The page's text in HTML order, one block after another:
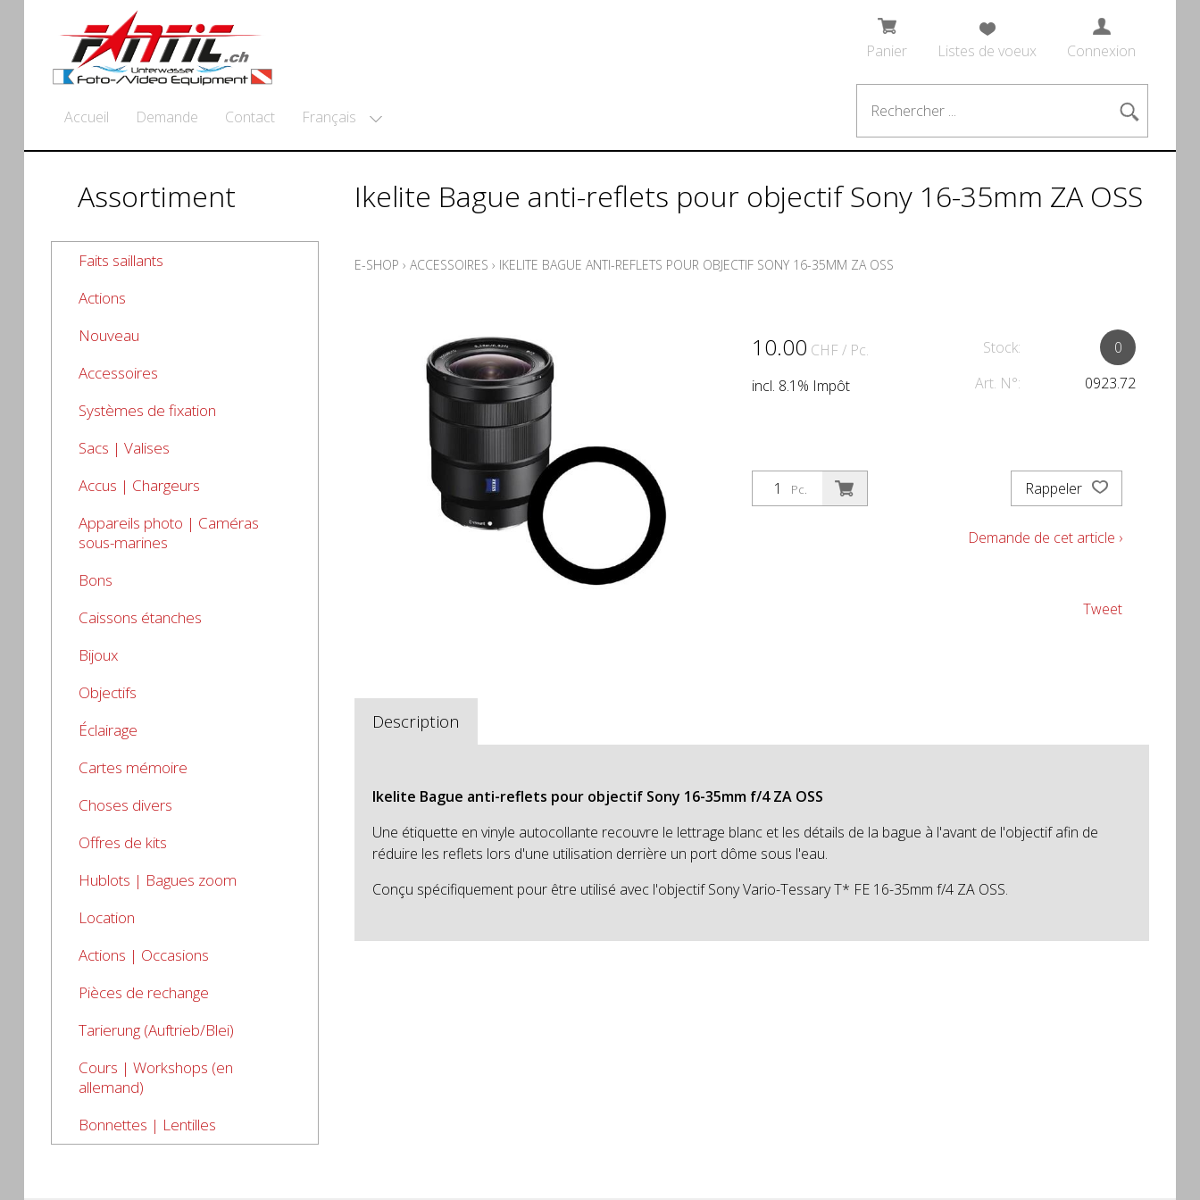
Panier Listes de voeux Connexion
Accueil Demande Contact Français
Assortiment
Faits saillants
Actions
Nouveau
Accessoires
Systèmes de fixation
Sacs | Valises
Accus | Chargeurs
Appareils photo | Caméras
sous-marines
Bons
Caissons étanches
Bijoux
Objectifs
Éclairage
Cartes mémoire
Choses divers
Offres de kits
Hublots | Bagues zoom
Location
Actions | Occasions
Pièces de rechange
Tarierung (Auftrieb/Blei)
Cours | Workshops (en
allemand)
Bonnettes | Lentilles
Ikelite Bague anti-reflets pour objectif Sony 16-35mm ZA OSS
E-SHOP › ACCESSOIRES › IKELITE BAGUE ANTI-REFLETS POUR OBJECTIF SONY 16-35MM ZA OSS
10.00 CHF / Pc.
incl. 8.1% Impôt
Stock:
0
Art. N°:
0923.72
Pc. Rappeler
Demande de cet article ›
Tweet
Description
Ikelite Bague anti-reflets pour objectif Sony 16-35mm f/4 ZA OSS
Une étiquette en vinyle autocollante recouvre le lettrage blanc et les détails de la bague à l'avant de l'objectif afin de
réduire les reflets lors d'une utilisation derrière un port dôme sous l'eau.
Conçu spécifiquement pour être utilisé avec l'objectif Sony Vario-Tessary T* FE 16-35mm f/4 ZA OSS.